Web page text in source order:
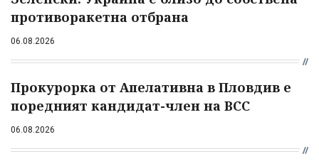
противоракетна отбрана
06.08.2026
Прокурорка от Апелативна в Пловдив е
поредният кандидат-член на ВСС
06.08.2026